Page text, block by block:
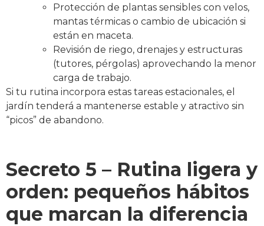
Protección de plantas sensibles con velos,
mantas térmicas o cambio de ubicación si
están en maceta.
Revisión de riego, drenajes y estructuras
(tutores, pérgolas) aprovechando la menor
carga de trabajo.
Si tu rutina incorpora estas tareas estacionales, el
jardín tenderá a mantenerse estable y atractivo sin
“picos” de abandono.
Secreto 5 – Rutina ligera y
orden: pequeños hábitos
que marcan la diferencia